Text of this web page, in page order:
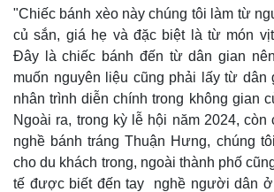
"Chiếc bánh xèo này chúng tôi làm từ
củ sắn, giá hẹ và đặc biệt là từ món
Đây là chiếc bánh đến từ dân gian
muốn nguyên liệu cũng phải lấy từ dân
nhân trình diễn chính trong không gian
Ngoài ra, trong kỳ lễ hội năm 2024, còn
nghề bánh tráng Thuận Hưng, chúng
cho du khách trong, ngoài thành phố
tế được biết đến tay nghề người dân